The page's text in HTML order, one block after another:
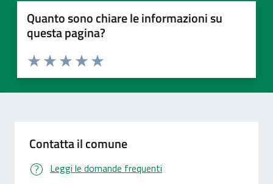
Quanto sono chiare le informazioni su
questa pagina?
Valuta 5 stelle su 5
Valuta 4 stelle su 5
Valuta 3 stelle su 5
Valuta 2 stelle su 5
Valuta 1 stelle su 5
Contatta il comune
Leggi le domande frequenti